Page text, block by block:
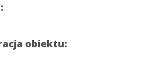
obiektu: